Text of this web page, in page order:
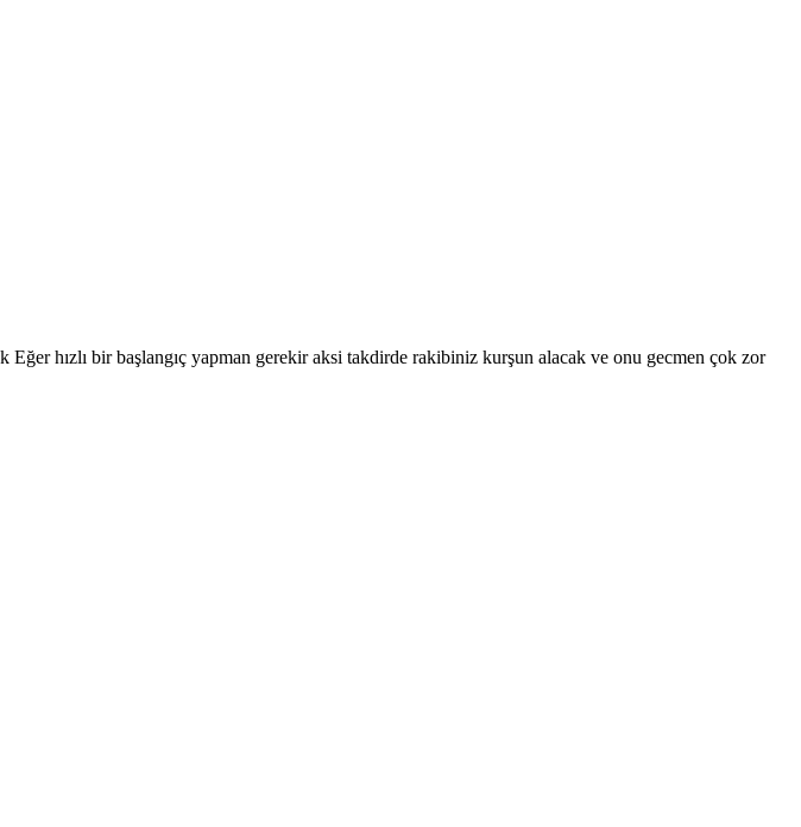
hızlı bir başlangıç ​​yapman gerekir aksi takdirde rakibiniz kurşun alacak ve onu gecmen çok zor